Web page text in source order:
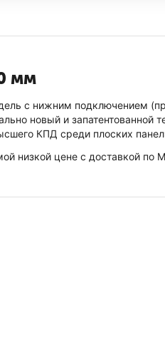
мм
с нижним подключением
новый и запатентованной
КПД среди плоских
низкой цене с доставкой по